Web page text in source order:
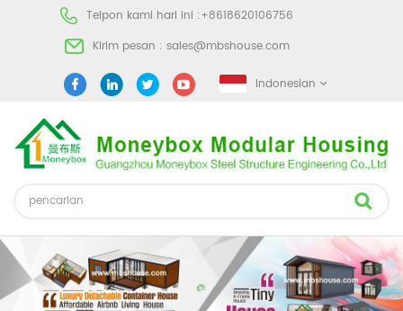
Telpon kami hari ini :+8618620106756
Kirim pesan : sales@mbshouse.com
Indonesian